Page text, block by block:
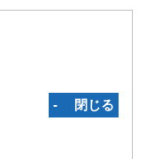
‐ 閉じる